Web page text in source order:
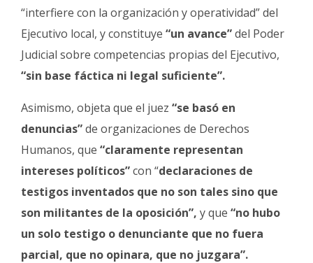
“interfiere con la organización y operatividad” del
Ejecutivo local, y constituye “un avance”del Poder
Judicial sobre competencias propias del Ejecutivo,
“sin base fáctica ni legal suficiente”.
Asimismo, objeta que el juez “se basó en
denuncias”de organizaciones de Derechos
Humanos, que “claramente representan
intereses políticos”con “declaraciones de
testigos inventados que no son tales sino que
son militantes de la oposición”, y que “no hubo
un solo testigo o denunciante que no fuera
parcial, que no opinara, que no juzgara”.